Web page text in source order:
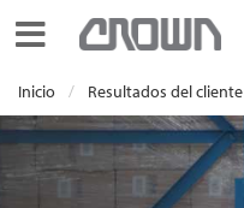
Toggle navigation
Inicio Resultados del cliente